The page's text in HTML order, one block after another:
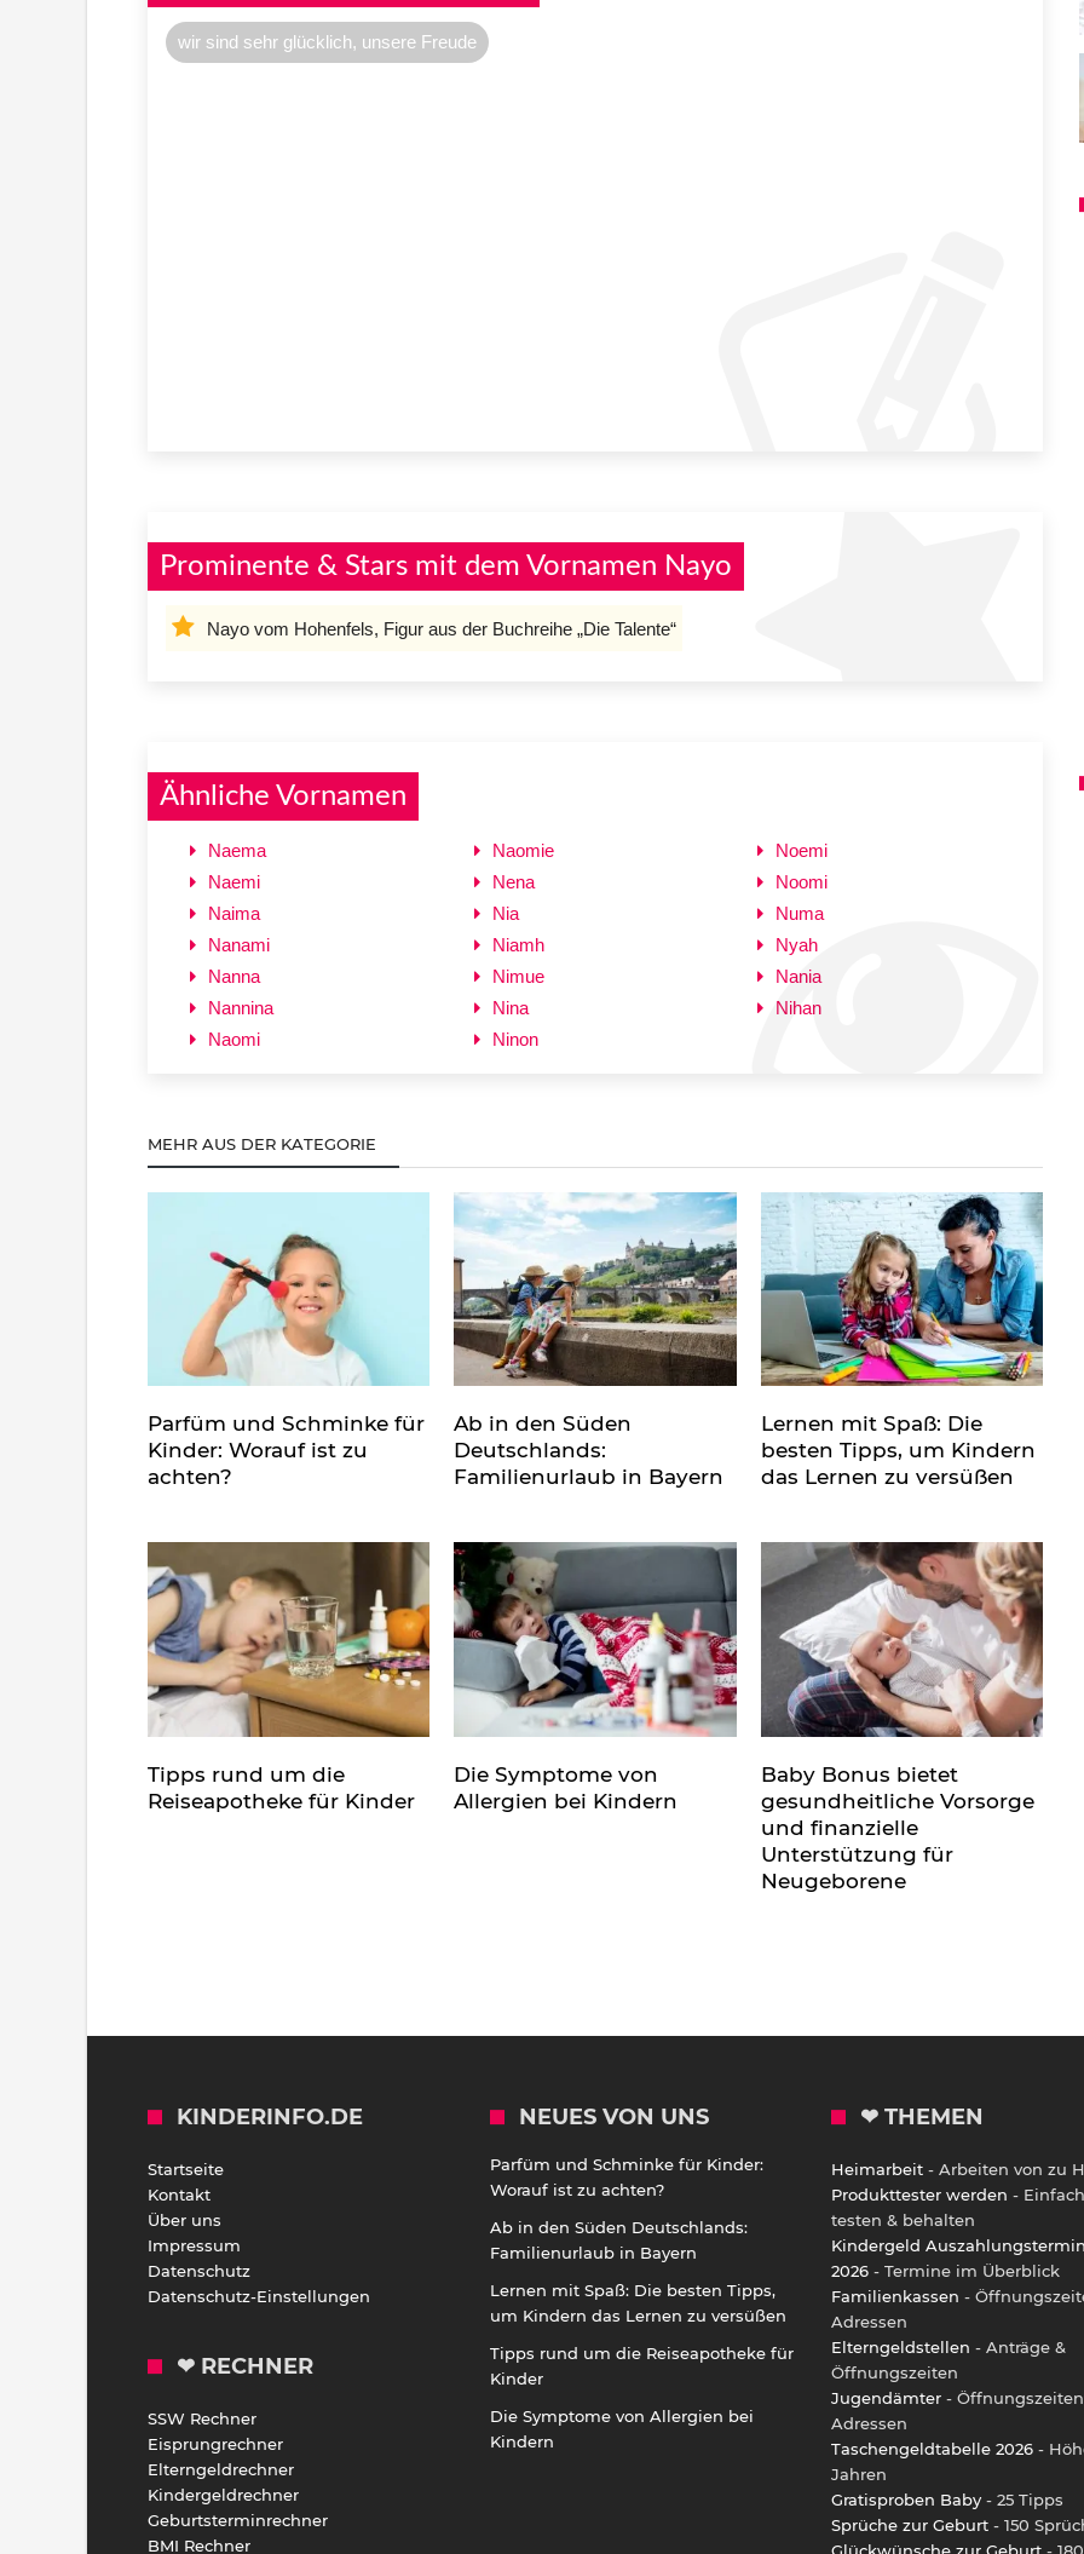
wir sind sehr glücklich, unsere Freude
Prominente & Stars mit dem Vornamen Nayo
Nayo vom Hohenfels, Figur aus der Buchreihe „Die Talente“
Ähnliche Vornamen
Naema
Naemi
Naima
Nanami
Nanna
Nannina
Naomi
Naomie
Nena
Nia
Niamh
Nimue
Nina
Ninon
Noemi
Noomi
Numa
Nyah
Nania
Nihan
MEHR AUS DER KATEGORIE
Parfüm und Schminke für
Kinder: Worauf ist zu
achten?
Ab in den Süden
Deutschlands:
Familienurlaub in Bayern
Lernen mit Spaß: Die
besten Tipps, um Kindern
das Lernen zu versüßen
Tipps rund um die
Reiseapotheke für Kinder
Die Symptome von
Allergien bei Kindern
Baby Bonus bietet
gesundheitliche Vorsorge
und finanzielle
Unterstützung für
Neugeborene
KINDERINFO.DE
Startseite
Kontakt
Über uns
Impressum
Datenschutz
Datenschutz-Einstellungen
❤ RECHNER
SSW Rechner
Eisprungrechner
Elterngeldrechner
Kindergeldrechner
Geburtsterminrechner
BMI Rechner
NEUES VON UNS
Parfüm und Schminke für Kinder:
Worauf ist zu achten?
Ab in den Süden Deutschlands:
Familienurlaub in Bayern
Lernen mit Spaß: Die besten Tipps,
um Kindern das Lernen zu versüßen
Tipps rund um die Reiseapotheke für
Kinder
Die Symptome von Allergien bei
Kindern
❤ THEMEN
Heimarbeit - Arbeiten von zu
Produkttester werden - Einfach
testen & behalten
Kindergeld
2026 - Termine im Überblick
Familienkassen -
Adressen
Elterngeldstellen - Anträge &
Öffnungszeiten
Jugendämter -
Adressen
Taschengeldtabelle 2026 -
Jahren
Gratisproben Baby - 25 Tipps
Sprüche zur Geburt - 150
Glückwünsche zur Geburt - 180